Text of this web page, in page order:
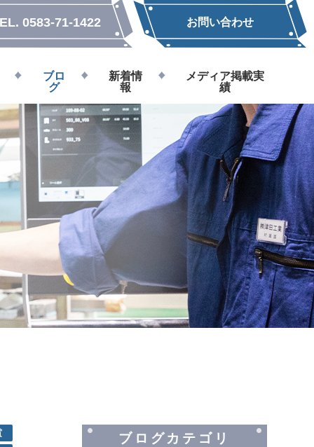
ブロ
グ
新着情
報
メディア掲載実
績
0583-71-1422 お問い合わせ
ブログカテゴリ